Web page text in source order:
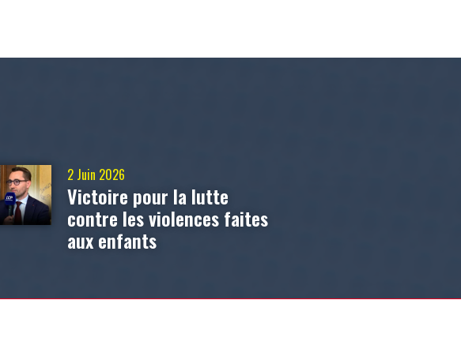
2 Juin 2026
Victoire pour la lutte
contre les violences faites
aux enfants